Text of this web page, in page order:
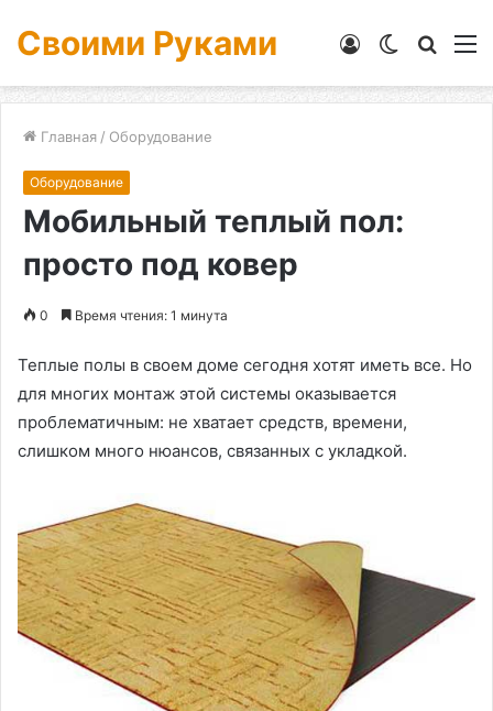
Своими Руками
Switch
Войти
Главная / Оборудование
Оборудование
Мобильный теплый пол:
просто под ковер
0 Время чтения: 1 минута
Теплые полы в своем доме сегодня хотят иметь все. Но
для многих монтаж этой системы оказывается
проблематичным: не хватает средств, времени,
слишком много нюансов, связанных с укладкой.